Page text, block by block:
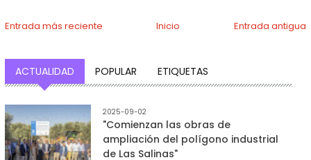
Entrada más reciente Entrada antigua
Inicio
ACTUALIDAD POPULAR ETIQUETAS
2025-09-02
"Comienzan las obras de
ampliación del polígono industrial
de Las Salinas"